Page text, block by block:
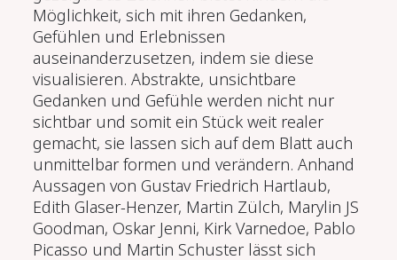
Möglichkeit, sich mit ihren Gedanken,
Gefühlen und Erlebnissen
auseinanderzusetzen, indem sie diese
visualisieren. Abstrakte, unsichtbare
Gedanken und Gefühle werden nicht nur
sichtbar und somit ein Stück weit realer
gemacht, sie lassen sich auf dem Blatt auch
unmittelbar formen und verändern. Anhand
Aussagen von Gustav Friedrich Hartlaub,
Edith Glaser-Henzer, Martin Zülch, Marylin JS
Goodman, Oskar Jenni, Kirk Varnedoe, Pablo
Picasso und Martin Schuster lässt sich